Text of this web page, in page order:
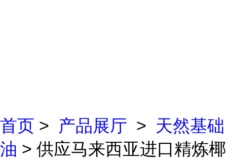
首页 > 产品展厅 > 天然基础
油 > 供应马来西亚进口精炼椰